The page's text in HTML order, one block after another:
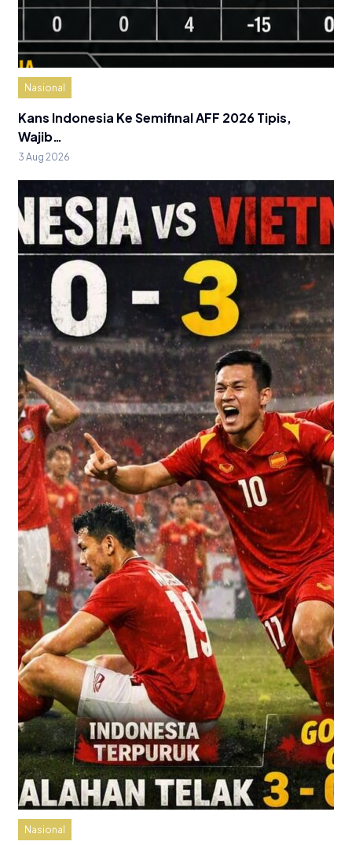
Nasional
Kans Indonesia Ke Semifinal AFF 2026 Tipis,
Wajib…
3 Aug 2026
Nasional